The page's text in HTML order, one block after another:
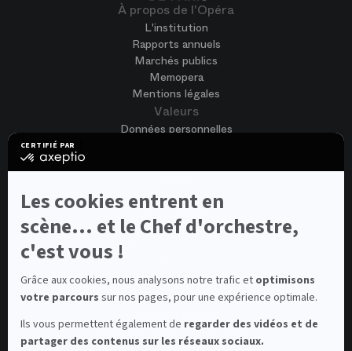
CERTIFIÉ PAR
certifié
En
plus
Axeptio
Les cookies entrent en
scène... et le Chef d'orchestre,
c'est vous !
Grâce aux cookies, nous analysons notre trafic et optimisons
votre parcours sur nos pages, pour une expérience optimale.
Ils vous permettent également de regarder des vidéos et de
partager des contenus sur les réseaux sociaux.
À propos de l'Opéra
L'institution
Rapports annuels
Marchés publics
Memopera
Mentions légales
Valeurs
Données personnelles
Nous rejoindre
Candidature spontanée
Concours et auditions
Contacts
Contacts spectateurs et visiteurs
Médiateur de la consommation